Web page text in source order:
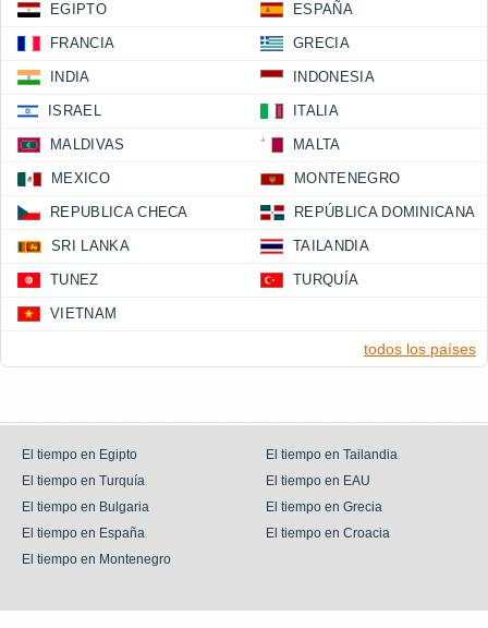
EGIPTO ESPAÑA
FRANCIA GRECIA
INDIA INDONESIA
ISRAEL ITALIA
MALDIVAS MALTA
MEXICO MONTENEGRO
REPUBLICA CHECA REPÚBLICA DOMINICANA
SRI LANKA TAILANDIA
TUNEZ TURQUÍA
VIETNAM
todos los países
El tiempo en Egipto
El tiempo en Tailandia
El tiempo en Turquía
El tiempo en EAU
El tiempo en Bulgaria
El tiempo en Grecia
El tiempo en España
El tiempo en Croacia
El tiempo en Montenegro